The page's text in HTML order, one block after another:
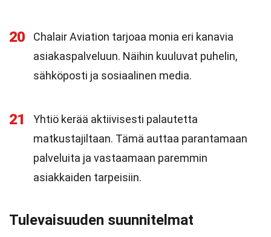
20
Chalair Aviation tarjoaa monia eri kanavia
asiakaspalveluun. Näihin kuuluvat puhelin,
sähköposti ja sosiaalinen media.
21
Yhtiö kerää aktiivisesti palautetta
matkustajiltaan. Tämä auttaa parantamaan
palveluita ja vastaamaan paremmin
asiakkaiden tarpeisiin.
Tulevaisuuden suunnitelmat